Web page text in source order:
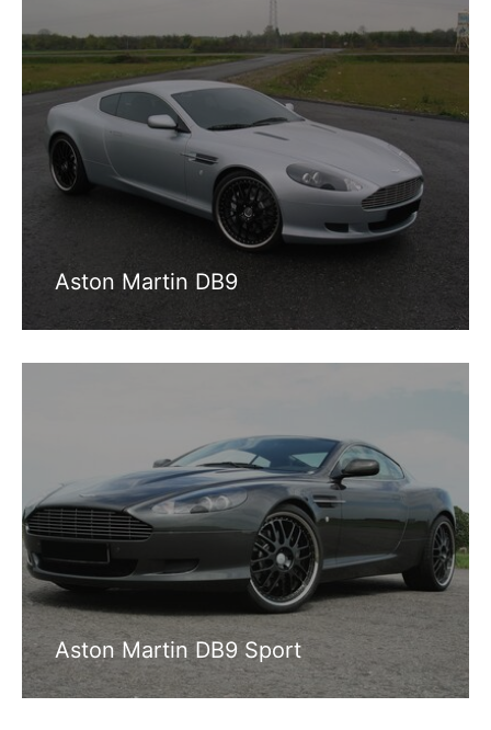
Aston Martin DB9
Aston Martin DB9 Sport